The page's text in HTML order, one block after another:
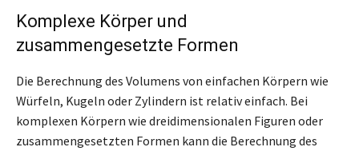
Komplexe Körper und
zusammengesetzte Formen
Die Berechnung des Volumens von einfachen Körpern wie
Würfeln, Kugeln oder Zylindern ist relativ einfach. Bei
komplexen Körpern wie dreidimensionalen Figuren oder
zusammengesetzten Formen kann die Berechnung des